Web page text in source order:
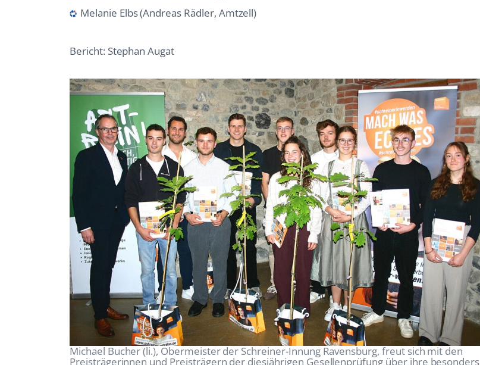
Melanie Elbs (Andreas Rädler, Amtzell)
Bericht: Stephan Augat
Michael Bucher (li.), Obermeister der Schreiner-Innung Ravensburg, freut sich mit den
Preisträgerinnen und Preisträgern der diesjährigen Gesellenprüfung über ihre besonders